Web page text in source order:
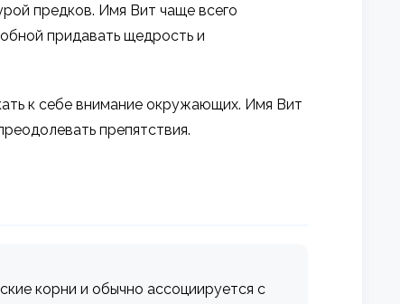
предков. Имя Вит чаще всего
придавать щедрость и
к себе внимание окружающих. Имя Вит
препятствия.
корни и обычно ассоциируется с